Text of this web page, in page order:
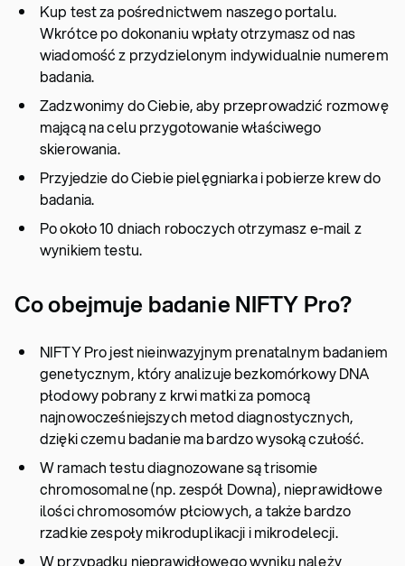
Kup test za pośrednictwem naszego portalu.
Wkrótce po dokonaniu wpłaty otrzymasz od nas
wiadomość z przydzielonym indywidualnie numerem
badania.
Zadzwonimy do Ciebie, aby przeprowadzić rozmowę
mającą na celu przygotowanie właściwego
skierowania.
Przyjedzie do Ciebie pielęgniarka i pobierze krew do
badania.
Po około 10 dniach roboczych otrzymasz e-mail z
wynikiem testu.
Co obejmuje badanie NIFTY Pro?
NIFTY Pro jest nieinwazyjnym prenatalnym badaniem
genetycznym, który analizuje bezkomórkowy DNA
płodowy pobrany z krwi matki za pomocą
najnowocześniejszych metod diagnostycznych,
dzięki czemu badanie ma bardzo wysoką czułość.
W ramach testu diagnozowane są trisomie
chromosomalne (np. zespół Downa), nieprawidłowe
ilości chromosomów płciowych, a także bardzo
rzadkie zespoły mikroduplikacji i mikrodelecji.
W przypadku nieprawidłowego wyniku należy